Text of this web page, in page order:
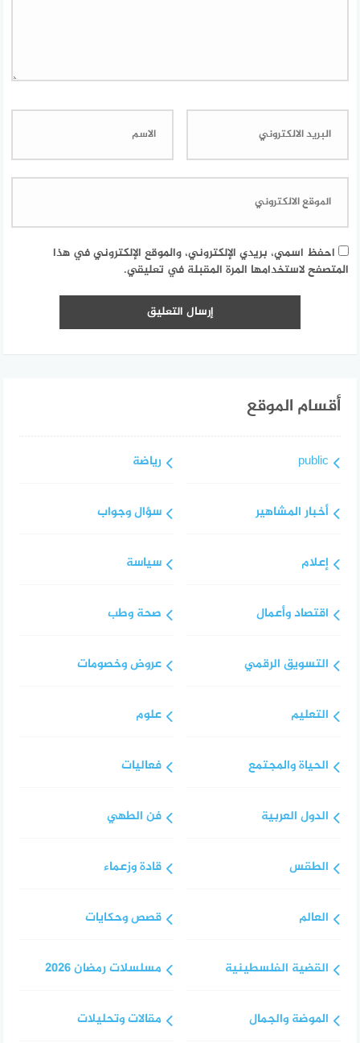
احفظ اسمي، بريدي الإلكتروني، والموقع الإلكتروني في هذا
المتصفح لاستخدامها المرة المقبلة في تعليقي.
أقسام الموقع
public
أخبار المشاهير
إعلام
اقتصاد وأعمال
التسويق الرقمي
التعليم
الحياة والمجتمع
الدول العربية
الطقس
العالم
القضية الفلسطينية
الموضة والجمال
رياضة
سؤال وجواب
سياسة
صحة وطب
عروض وخصومات
علوم
فعاليات
فن الطهي
قادة وزعماء
قصص وحكايات
مسلسلات رمضان 2026
مقالات وتحليلات